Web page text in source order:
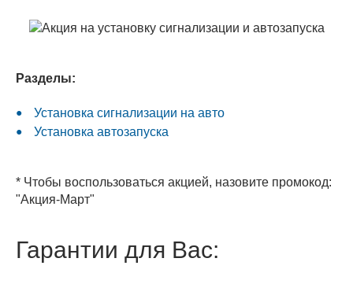
Разделы:
Установка сигнализации на авто
Установка автозапуска
* Чтобы воспользоваться акцией, назовите промокод:
"Акция-Март"
Гарантии для Вас: